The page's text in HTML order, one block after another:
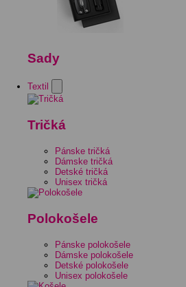
Sady
Textil
Tričká
Pánske tričká
Dámske tričká
Detské tričká
Unisex tričká
Polokošele
Pánske polokošele
Dámske polokošele
Detské polokošele
Unisex polokošele